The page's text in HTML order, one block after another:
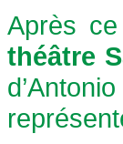
Après
théâtre